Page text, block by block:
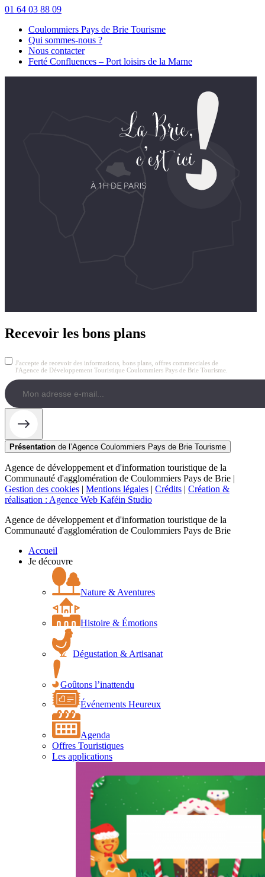
01 64 03 88 09
Coulommiers Pays de Brie Tourisme
Qui sommes-nous ?
Nous contacter
Ferté Confluences – Port loisirs de la Marne
Recevoir les bons plans
J'accepte de recevoir des informations, bons plans, offres commerciales de
l'Agence de Développement Touristique Coulommiers Pays de Brie Tourisme.
Présentation de l’Agence Coulommiers Pays de Brie Tourisme
Agence de développement et d'information touristique de la
Communauté d'agglomération de Coulommiers Pays de Brie |
Gestion des cookies | Mentions légales | Crédits | Création &
réalisation : Agence Web Kaféin Studio
Agence de développement et d'information touristique de la
Communauté d'agglomération de Coulommiers Pays de Brie
Accueil
Je découvre
Nature & Aventures
Histoire & Émotions
Dégustation & Artisanat
Goûtons l’inattendu
Événements Heureux
Agenda
Offres Touristiques
Les applications